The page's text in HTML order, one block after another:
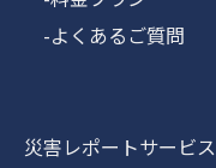
-よくあるご質問
災害レポートサービス